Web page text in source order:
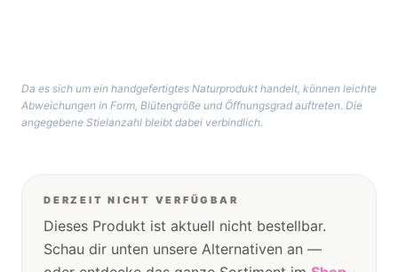
Da es sich um ein handgefertigtes Naturprodukt handelt, können leichte
Abweichungen in Form, Blütengröße und Öffnungsgrad auftreten. Die
angegebene Stielanzahl bleibt dabei verbindlich.
DERZEIT NICHT VERFÜGBAR
Dieses Produkt ist aktuell nicht bestellbar.
Schau dir unten unsere Alternativen an —